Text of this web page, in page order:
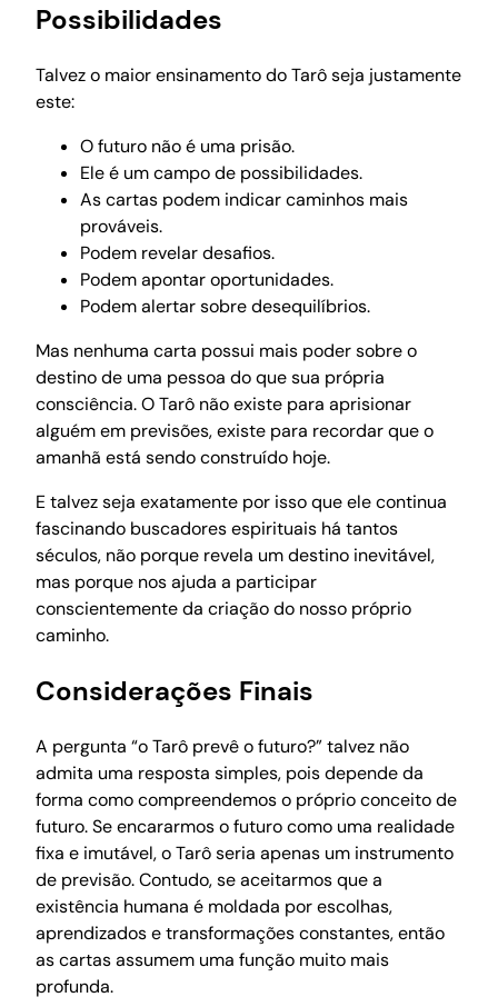
Possibilidades
Talvez o maior ensinamento do Tarô seja justamente
este:
O futuro não é uma prisão.
Ele é um campo de possibilidades.
As cartas podem indicar caminhos mais
prováveis.
Podem revelar desafios.
Podem apontar oportunidades.
Podem alertar sobre desequilíbrios.
Mas nenhuma carta possui mais poder sobre o
destino de uma pessoa do que sua própria
consciência. O Tarô não existe para aprisionar
alguém em previsões, existe para recordar que o
amanhã está sendo construído hoje.
E talvez seja exatamente por isso que ele continua
fascinando buscadores espirituais há tantos
séculos, não porque revela um destino inevitável,
mas porque nos ajuda a participar
conscientemente da criação do nosso próprio
caminho.
Considerações Finais
A pergunta “o Tarô prevê o futuro?” talvez não
admita uma resposta simples, pois depende da
forma como compreendemos o próprio conceito de
futuro. Se encararmos o futuro como uma realidade
fixa e imutável, o Tarô seria apenas um instrumento
de previsão. Contudo, se aceitarmos que a
existência humana é moldada por escolhas,
aprendizados e transformações constantes, então
as cartas assumem uma função muito mais
profunda.